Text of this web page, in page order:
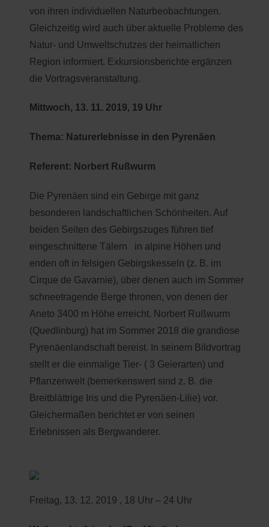
von ihren individuellen Naturbeobachtungen.
Gleichzeitig wird auch über aktuelle Probleme des
Natur- und Umweltschutzes der heimatlichen
Region informiert. Exkursionsberichte ergänzen
die Vortragsveranstaltung.
Mittwoch, 13. 11. 2019, 19 Uhr
Thema: Naturerlebnisse in den Pyrenäen
Referent: Norbert Rußwurm
Die Pyrenäen sind ein Gebirge mit ganz
besonderen landschaftlichen Schönheiten. Auf
beiden Seiten des Gebirgszuges führen tief
eingeschnittene Tälern in alpine Höhen und
enden oft in felsigen Gebirgskesseln (z. B. im
Cirque de Gavarnie), über denen auch im Sommer
schneetragende Berge thronen, von denen der
Aneto 3400 m Höhe erreicht. Norbert Rußwurm
(Quedlinburg) hat im Sommer 2018 die grandiose
Pyrenäenlandschaft bereist. In seinem Bildvortrag
stellt er die einmalige Tier- ( 3 Geierarten) und
Pflanzenwelt (bemerkenswert sind z. B. die
Breitblättrige Iris und die Pyrenäen-Lilie) vor.
Gleichermaßen berichtet er von seinen
Erlebnissen als Bergwanderer.
Freitag, 13. 12. 2019 , 18 Uhr – 24 Uhr